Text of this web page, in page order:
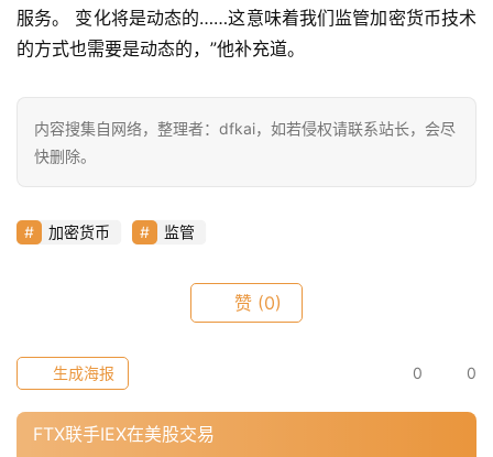
常
用
推
荐
服务。 变化将是动态的……这意味着我们监管加密货币技术
的方式也需要是动态的，”他补充道。
内容搜集自网络，整理者：dfkai，如若侵权请联系站长，会尽
快删除。
加密货币 监管
赞 (0)
0 0
生成海报
FTX联手IEX在美股交易